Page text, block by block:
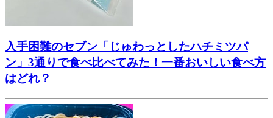
入手困難のセブン「じゅわっとしたハチミツパ
ン」3通りで食べ比べてみた！一番おいしい食べ方
はどれ？